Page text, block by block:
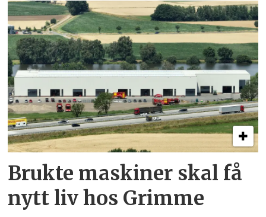
Brukte maskiner skal få
nytt liv hos Grimme